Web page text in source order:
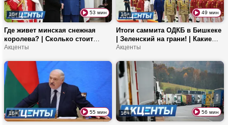
16+ 53 мин
Где живет минская снежная
королева? | Сколько стоит
простой литовских фур на
Белорусский оазис в Омане!
Акценты
16+ 49 мин
Итоги саммита ОДКБ в Бишкеке
| Зеленский на грани! | Какие
проекты с Азией стали
Акценты
16+ 55 мин 16+ 56 мин